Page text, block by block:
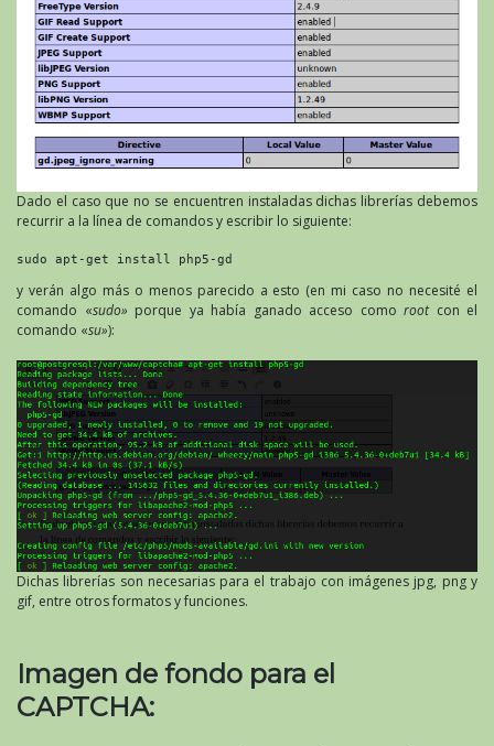
Dado el caso que no se encuentren instaladas dichas librerías debemos
recurrir a la línea de comandos y escribir lo siguiente:
sudo apt-get install php5-gd
y verán algo más o menos parecido a esto (en mi caso no necesité el
comando «sudo» porque ya había ganado acceso como root con el
comando «su»):
Dichas librerías son necesarias para el trabajo con imágenes jpg, png y
gif, entre otros formatos y funciones.
Imagen de fondo para el
CAPTCHA: